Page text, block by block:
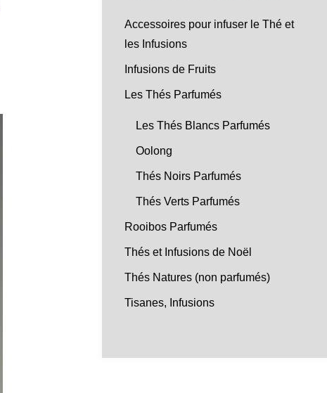
Accessoires pour infuser le Thé et
les Infusions
Infusions de Fruits
Les Thés Parfumés
Les Thés Blancs Parfumés
Oolong
Thés Noirs Parfumés
Thés Verts Parfumés
Rooibos Parfumés
Thés et Infusions de Noël
Thés Natures (non parfumés)
Tisanes, Infusions